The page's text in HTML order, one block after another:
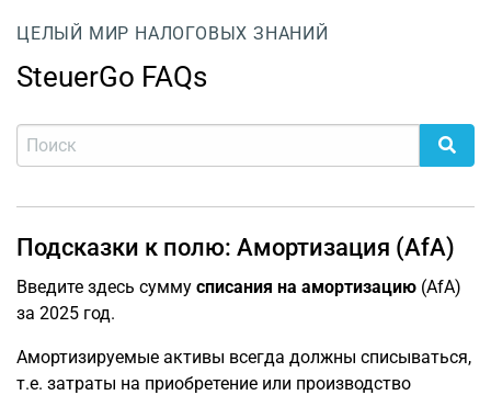
ЦЕЛЫЙ МИР НАЛОГОВЫХ ЗНАНИЙ
SteuerGo FAQs
Подсказки к полю: Амортизация (AfA)
Введите здесь сумму списания на амортизацию (AfA)
за 2025 год.
Амортизируемые активы всегда должны списываться,
т.е. затраты на приобретение или производство